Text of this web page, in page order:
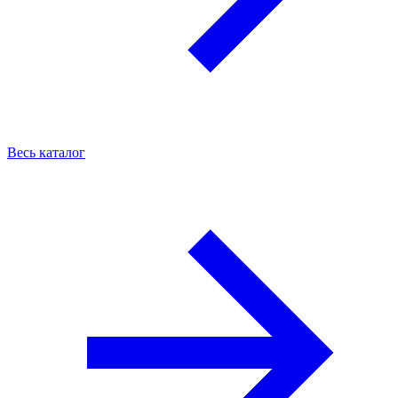
Весь каталог